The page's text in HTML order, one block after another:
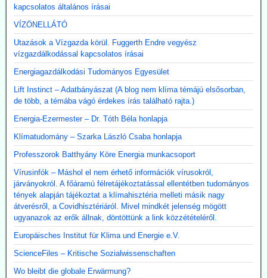
kapcsolatos általános írásai
VÍZÖNELLÁTÓ
Utazások a Vízgazda körül. Fuggerth Endre vegyész
vízgazdálkodással kapcsolatos írásai
Energiagazdálkodási Tudományos Egyesület
Lift Instinct – Adatbányászat (A blog nem klíma témájú elsősorban,
de több, a témába vágó érdekes írás található rajta.)
Energia-Ezermester – Dr. Tóth Béla honlapja
Klímatudomány – Szarka László Csaba honlapja
Professzorok Batthyány Köre Energia munkacsoport
Vírusinfók – Máshol el nem érhető információk vírusokról,
járványokról. A főáramú félretájékoztatással ellentétben tudományos
tények alapján tájékoztat a klímahisztéria melleti másik nagy
átverésről, a Covidhisztériáról. Mivel mindkét jelenség mögött
ugyanazok az erők állnak, döntöttünk a link közzétételéről.
Europäisches Institut für Klima und Energie e.V.
ScienceFiles – Kritische Sozialwissenschaften
Wo bleibt die globale Erwärmung?